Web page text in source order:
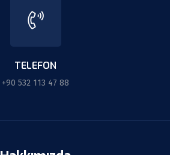
TELEFON
+90 532 113 47 88